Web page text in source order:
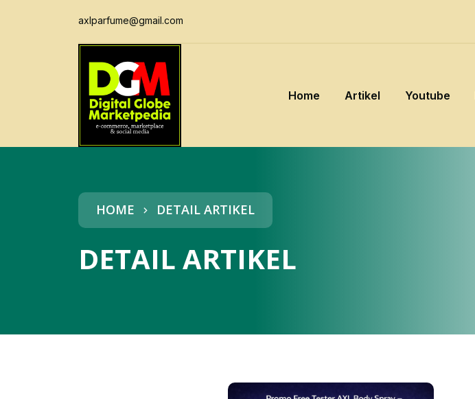
axlparfume@gmail.com
Home Artikel Youtube
HOME DETAIL ARTIKEL
DETAIL ARTIKEL